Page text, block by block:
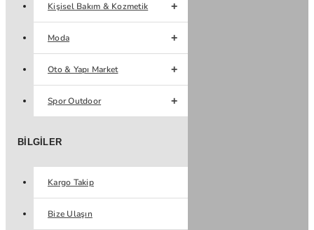
Kişisel Bakım & Kozmetik
Moda
Oto & Yapı Market
Spor Outdoor
BILGILER
Kargo Takip
Bize Ulaşın